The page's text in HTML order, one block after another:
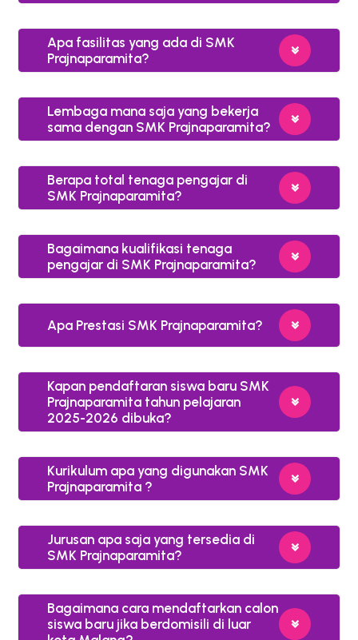
Apa fasilitas yang ada di SMK
Prajnaparamita?
Lembaga mana saja yang bekerja
sama dengan SMK Prajnaparamita?
Berapa total tenaga pengajar di
SMK Prajnaparamita?
Bagaimana kualifikasi tenaga
pengajar di SMK Prajnaparamita?
Apa Prestasi SMK Prajnaparamita?
Kapan pendaftaran siswa baru SMK
Prajnaparamita tahun pelajaran
2025-2026 dibuka?
Kurikulum apa yang digunakan SMK
Prajnaparamita ?
Jurusan apa saja yang tersedia di
SMK Prajnaparamita?
Bagaimana cara mendaftarkan calon
siswa baru jika berdomisili di luar